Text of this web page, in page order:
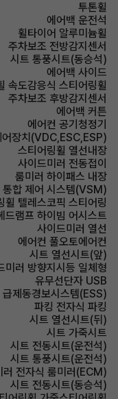
투톤휠
에어백 운전석
휠타이어 알루미늄휠
주차보조 전방감지센서
시트 통풍시트(동승석)
에어백 사이드
속도감응식 스티어링휠
주차보조 후방감지센서
에어백 커튼
에어컨 공기청정기
장치(VDC,ESC,ESP)
스티어링휠 열선내장
사이드미러 전동접이
룸미러 하이패스 내장
통합 제어 시스템(VSM)
휠 텔레스코픽 스티어링
드램프 하이빔 어시스트
사이드미러 열선
에어컨 풀오토에어컨
시트 열선시트(앞)
미러 방향지시등 일체형
유무선단자 USB
급제동경보시스템(ESS)
파킹 전자식 파킹
시트 열선시트(뒤)
시트 가죽시트
시트 전동시트(운전석)
시트 통풍시트(운전석)
러 전자식 룸미러(ECM)
시트 전동시트(동승석)